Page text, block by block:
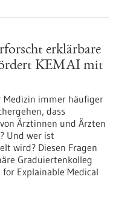
erklärbare
KEMAI mit
immer häufiger
dass
Ärztinnen und Ärzten
Und wer ist
wird? Diesen Fragen
Graduiertenkolleg
Explainable Medical